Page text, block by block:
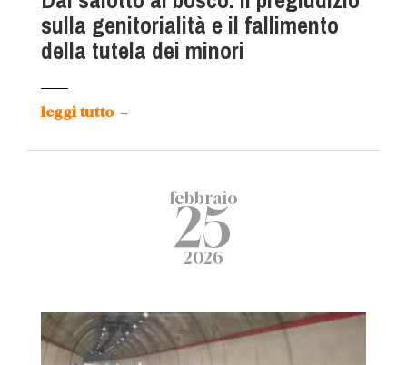
sulla genitorialità e il fallimento
della tutela dei minori
leggi tutto →
febbraio
25
2026